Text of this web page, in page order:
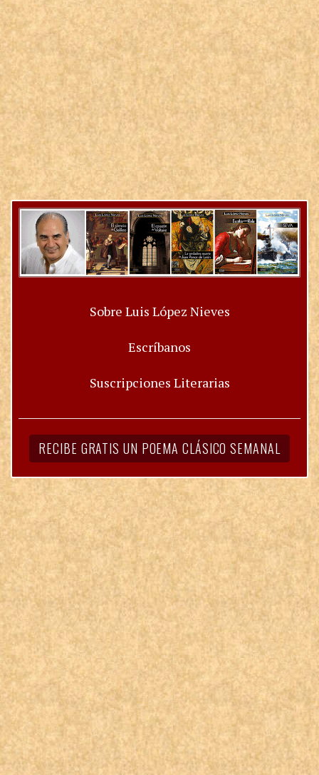
Sobre Luis López Nieves
Escríbanos
Suscripciones Literarias
RECIBE GRATIS UN POEMA CLÁSICO SEMANAL